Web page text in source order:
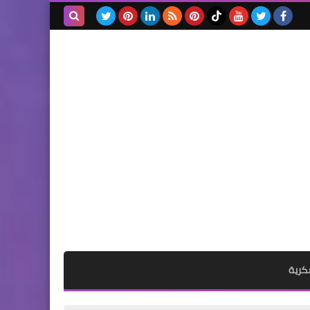
الرئيسية
5 أعراض لفشل مضخة الزيت
الرئيسية